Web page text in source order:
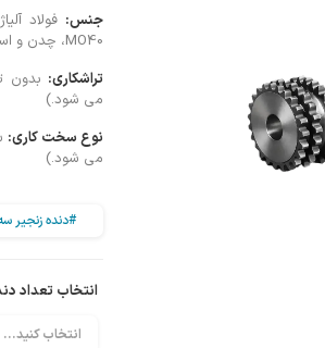
جنس:
MO40، چدن و استیل 304 نیز تولید می گردد.)
تراشکاری: بدون
می شود.)
نوع سخت کاری:
می شود.)
#دنده زنجیر
انتخاب تعداد